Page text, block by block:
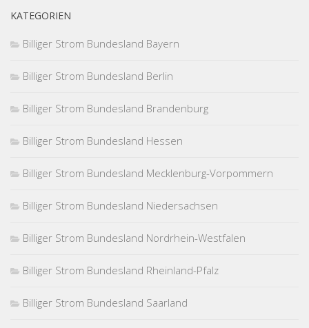
KATEGORIEN
Billiger Strom Bundesland Bayern
Billiger Strom Bundesland Berlin
Billiger Strom Bundesland Brandenburg
Billiger Strom Bundesland Hessen
Billiger Strom Bundesland Mecklenburg-Vorpommern
Billiger Strom Bundesland Niedersachsen
Billiger Strom Bundesland Nordrhein-Westfalen
Billiger Strom Bundesland Rheinland-Pfalz
Billiger Strom Bundesland Saarland